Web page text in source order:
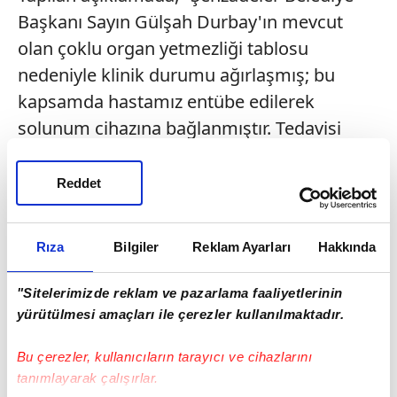
Rıza Bilgiler Reklam Ayarları Hakkında
"Sitelerimizde reklam ve pazarlama faaliyetlerinin
yürütülmesi amaçları ile çerezler kullanılmaktadır.
Bu çerezler, kullanıcıların tarayıcı ve cihazlarını
tanımlayarak çalışırlar.
Reddet
Başkanı Sayın Gülşah Durbay'ın mevcut
olan çoklu organ yetmezliği tablosu
nedeniyle klinik durumu ağırlaşmış; bu
kapsamda hastamız entübe edilerek
solunum cihazına bağlanmıştır. Tedavisi
yoğun bakım şartlarında sürdürülmektedir"
denildi.
DURUMUNUN KRİTİK OLDUĞU
BELİRTİLMİŞTİ
Manisa Şehir Hastanesinde, kanser tedavisi
görürken çoklu organ yetmezliği tanısı
Gülşah Durbay'ın sağlık durumu hakkında